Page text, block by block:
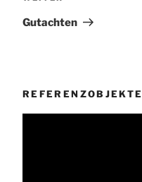
Gutachten
REFERENZOBJEKTE